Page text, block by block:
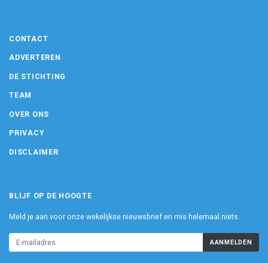
CONTACT
ADVERTEREN
DE STICHTING
TEAM
OVER ONS
PRIVACY
DISCLAIMER
BLIJF OP DE HOOGTE
Meld je aan voor onze wekelijkse nieuwsbrief en mis helemaal niets.
AANMELDEN